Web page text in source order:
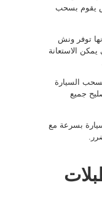
يقوم بسحب
توفر ونش
الاستعانة
السيارة
جميع
بسرعة مع